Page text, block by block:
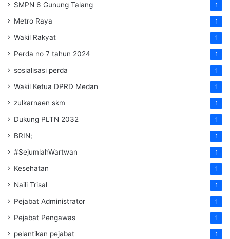
SMPN 6 Gunung Talang 1
Metro Raya 1
Wakil Rakyat 1
Perda no 7 tahun 2024 1
sosialisasi perda 1
Wakil Ketua DPRD Medan 1
zulkarnaen skm 1
Dukung PLTN 2032 1
BRIN; 1
#SejumlahWartwan 1
Kesehatan 1
Naili Trisal 1
Pejabat Administrator 1
Pejabat Pengawas 1
pelantikan pejabat 1